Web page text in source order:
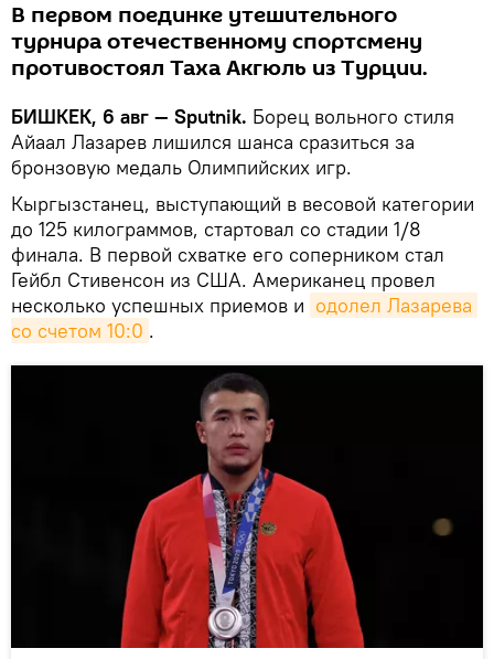
В первом поединке утешительного
турнира отечественному спортсмену
противостоял Таха Акгюль из Турции.
БИШКЕК, 6 авг — Sputnik. Борец вольного стиля
Айаал Лазарев лишился шанса сразиться за
бронзовую медаль Олимпийских игр.
Кыргызстанец, выступающий в весовой категории
до 125 килограммов, стартовал со стадии 1/8
финала. В первой схватке его соперником стал
Гейбл Стивенсон из США. Американец провел
несколько успешных приемов и одолел Лазарева
со счетом 10:0 .